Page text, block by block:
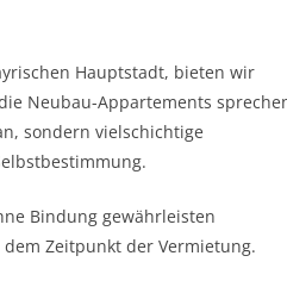
Hauptstadt, bieten wir
Neubau-Appartements
sondern vielschichtige
Bindung gewährleisten
Zeitpunkt der Vermietung.